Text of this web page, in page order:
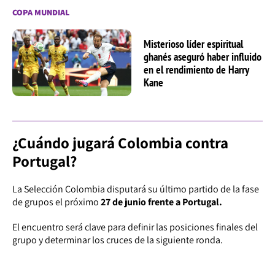
COPA MUNDIAL
Misterioso líder espiritual
ghanés aseguró haber influido
en el rendimiento de Harry
Kane
¿Cuándo jugará Colombia contra
Portugal?
La Selección Colombia disputará su último partido de la fase
de grupos el próximo27 de junio frente a Portugal.
El encuentro será clave para definir las posiciones finales del
grupo y determinar los cruces de la siguiente ronda.